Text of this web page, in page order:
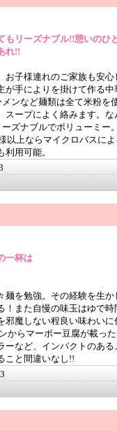
もリーズナブル!!憩いのひ
れ!!
お子様連れのご家族も安心
が手によりを掛けて作る中
ンなど麺類は全て米粉を
スープによく絡みます。な
ズナブルでボリューミー
以上ならマイクロバスに
用可能。
一杯は
麺を勉強。その経験を生か
！また自慢の味玉はゆで時
邪魔しない程良い味わいに
からマーボー豆腐が載っ
ーなど、インパクトのある
こと間違いなし!!